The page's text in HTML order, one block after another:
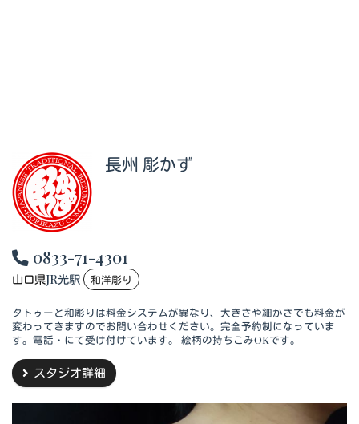
長州 彫かず
0833-71-4301
山口県JR光駅 和洋彫り
タトゥーと和彫りは料金システムが異なり、大きさや細かさでも料金が
変わってきますのでお問い合わせください。完全予約制になっていま
す。電話・にて受け付けています。 絵柄の持ちこみOKです。
スタジオ詳細